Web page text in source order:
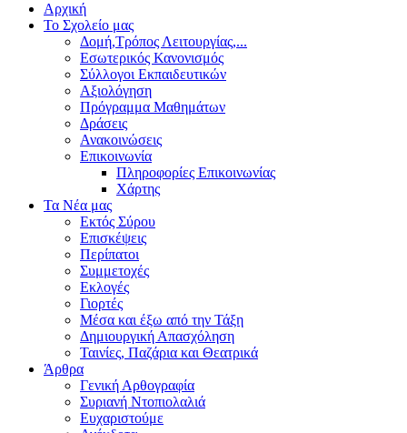
Αρχική
Το Σχολείο μας
Δομή,Τρόπος Λειτουργίας,...
Εσωτερικός Κανονισμός
Σύλλογοι Εκπαιδευτικών
Αξιολόγηση
Πρόγραμμα Μαθημάτων
Δράσεις
Ανακοινώσεις
Επικοινωνία
Πληροφορίες Επικοινωνίας
Χάρτης
Τα Νέα μας
Εκτός Σύρου
Επισκέψεις
Περίπατοι
Συμμετοχές
Εκλογές
Γιορτές
Μέσα και έξω από την Τάξη
Δημιουργική Απασχόληση
Ταινίες, Παζάρια και Θεατρικά
Άρθρα
Γενική Αρθογραφία
Συριανή Ντοπιολαλιά
Ευχαριστούμε